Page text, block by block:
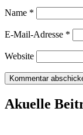
Name *
E-Mail-Adresse *
Website
Akuelle